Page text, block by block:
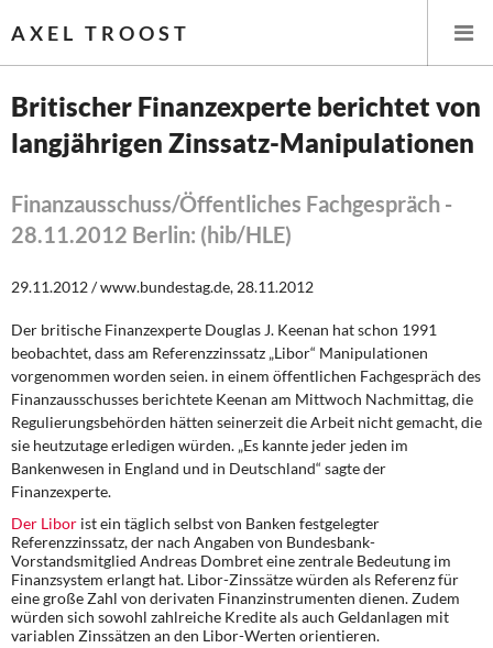
AXEL TROOST
Startseite
Themen
Steuer- und Finanzpolitik
Öffentliche Infrastruktur und Daseinsvorsorge
Eurokrise und Griechenland
DIE LINKE
Weitere Themen
Memo-Gruppe
Britischer Finanzexperte berichtet von
langjährigen Zinssatz-Manipulationen
Finanzausschuss/Öffentliches Fachgespräch -
28.11.2012 Berlin: (hib/HLE)
29.11.2012 / www.bundestag.de, 28.11.2012
Der britische Finanzexperte Douglas J. Keenan hat schon 1991
beobachtet, dass am Referenzzinssatz „Libor“ Manipulationen
vorgenommen worden seien. in einem öffentlichen Fachgespräch des
Finanzausschusses berichtete Keenan am Mittwoch Nachmittag, die
Regulierungsbehörden hätten seinerzeit die Arbeit nicht gemacht, die
sie heutzutage erledigen würden. „Es kannte jeder jeden im
Bankenwesen in England und in Deutschland“ sagte der
Finanzexperte.
Der Libor ist ein täglich selbst von Banken festgelegter
Referenzzinssatz, der nach Angaben von Bundesbank-
Vorstandsmitglied Andreas Dombret eine zentrale Bedeutung im
Finanzsystem erlangt hat. Libor-Zinssätze würden als Referenz für
eine große Zahl von derivaten Finanzinstrumenten dienen. Zudem
würden sich sowohl zahlreiche Kredite als auch Geldanlagen mit
variablen Zinssätzen an den Libor-Werten orientieren.